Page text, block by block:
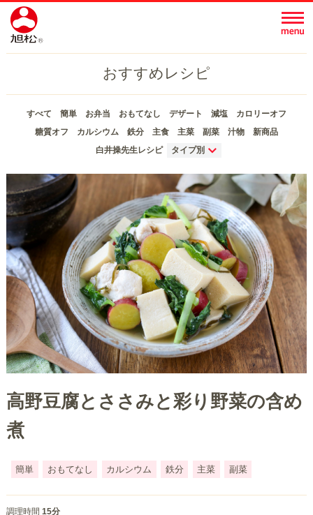
おすすめレシピ
すべて 簡単 お弁当 おもてなし デザート 減塩
カロリーオフ
糖質オフ
カルシウム 鉄分 主食 主菜 副菜 汁物
新商品
白井操先生レシピ
タイプ別
高野豆腐とささみと彩り野菜の含め
煮
簡単 おもてなし カルシウム 鉄分 主菜 副菜
調理時間15分